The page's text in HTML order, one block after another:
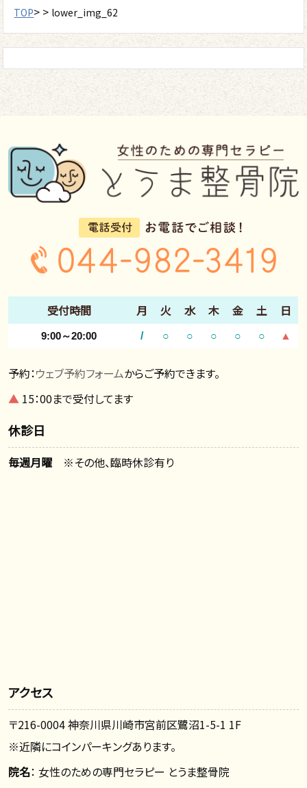
TOP> > lower_img_62
受付時間 月 火 水 木 金 土 日
9:00～20:00 / ○ ○ ○ ○ ○ ▲
予約：ウェブ予約フォームからご予約できます。
▲ 15：00まで受付してます
休診日
毎週月曜 ※その他、臨時休診有り
アクセス
〒216-0004 神奈川県川崎市宮前区鷺沼1-5-1 1F
※近隣にコインパーキングあります。
院名： 女性のための専門セラピー とうま整骨院